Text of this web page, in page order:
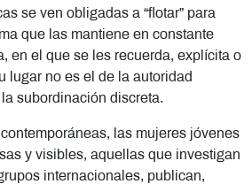
se ven obligadas a “flotar” para
que las mantiene en constante
en el que se les recuerda, explícita o
lugar no es el de la autoridad
subordinación discreta.
las mujeres jóvenes
y visibles, aquellas que investigan
internacionales, publican,